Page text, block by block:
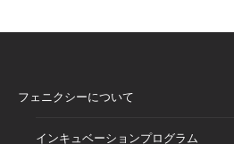
フェニクシーについて
インキュベーションプログラム